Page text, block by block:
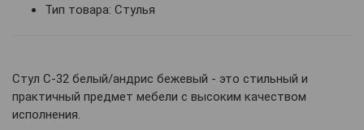
Тип товара: Стулья
Стул С-32 белый/андрис бежевый - это стильный и
практичный предмет мебели с высоким качеством
исполнения.